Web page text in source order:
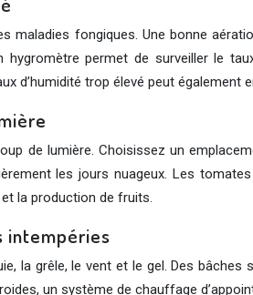
maladies fongiques. Une bonne
permet de surveiller le
d’humidité trop élevé peut également
de lumière. Choisissez un
les jours nuageux. Les
la production de fruits.
intempéries
la grêle, le vent et le gel. Des
un système de chauffage